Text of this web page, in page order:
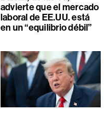
advierte que el mercado
laboral de EE.UU. está
en un “equilibrio débil”